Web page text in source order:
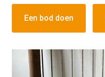
Een bod doen